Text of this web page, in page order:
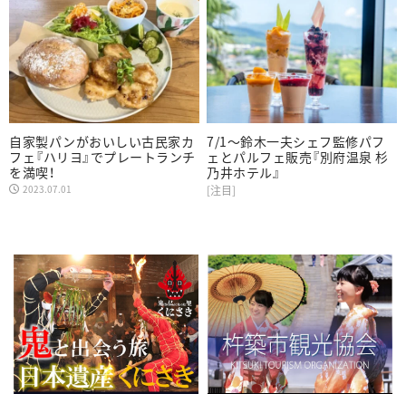
自家製パンがおいしい古民家カ
フェ『ハリヨ』でプレートランチ
を満喫！
2023.07.01
7/1～鈴木一夫シェフ監修パフ
ェとパルフェ販売『別府温泉 杉
乃井ホテル』
[注目]